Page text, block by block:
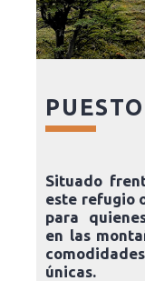
Situado
este refugio
para
en las
únicas.